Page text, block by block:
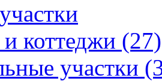
коттеджи (27)
участки